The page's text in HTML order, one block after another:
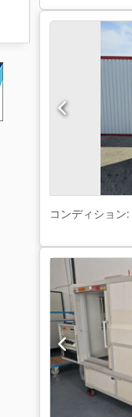
コンディション: